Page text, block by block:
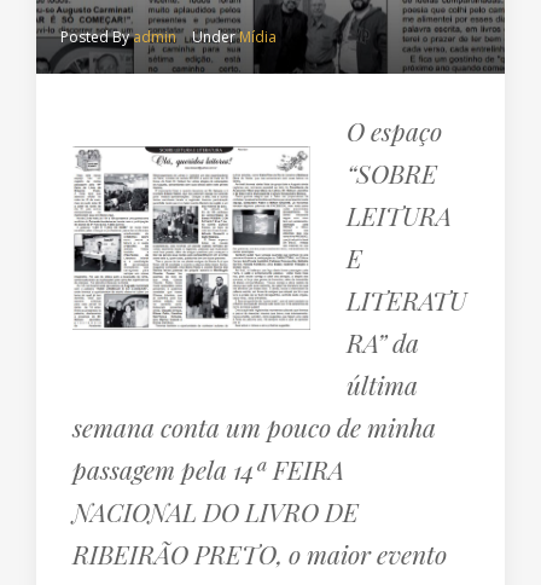
Posted Byadmin UnderMídia
O espaço
“SOBRE
LEITURA
E
LITERATU
RA” da
última
semana conta um pouco de minha
passagem pela 14ª FEIRA
NACIONAL DO LIVRO DE
RIBEIRÃO PRETO, o maior evento